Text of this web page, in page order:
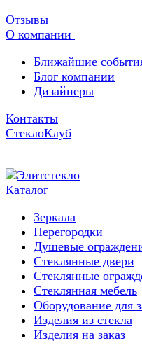
Отзывы
О компании
Ближайшие
Блог компании
Дизайнеры
Контакты
СтеклоКлуб
Каталог
Зеркала
Перегородки
Душевые
Стеклянные двери
Стеклянные
Стеклянная мебель
Оборудование для
Изделия из стекла
Изделия на заказ